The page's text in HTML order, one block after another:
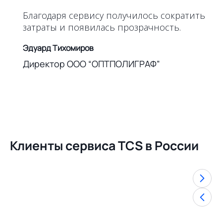
Благодаря сервису получилось сократить
затраты и появилась прозрачность.
Эдуард Тихомиров
Директор ООО “ОПТПОЛИГРАФ”
Клиенты сервиса TCS в России